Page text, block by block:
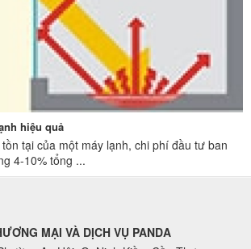
hiệu quả
tại của một máy lạnh, chi phí đầu tư ban
4-10% tổng ...
MẠI VÀ DỊCH VỤ PANDA